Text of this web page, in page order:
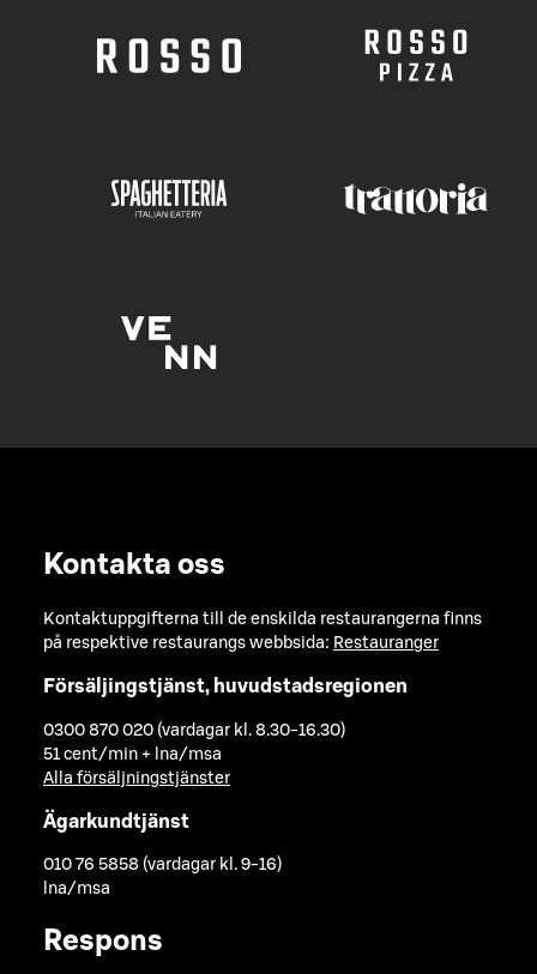
Kontakta oss
Kontaktuppgifterna till de enskilda restaurangerna finns
på respektive restaurangs webbsida: Restauranger
Försäljingstjänst, huvudstadsregionen
0300 870 020 (vardagar kl. 8.30-16.30)
51 cent/min + lna/msa
Alla försäljningstjänster
Ägarkundtjänst
010 76 5858 (vardagar kl. 9-16)
lna/msa
Respons